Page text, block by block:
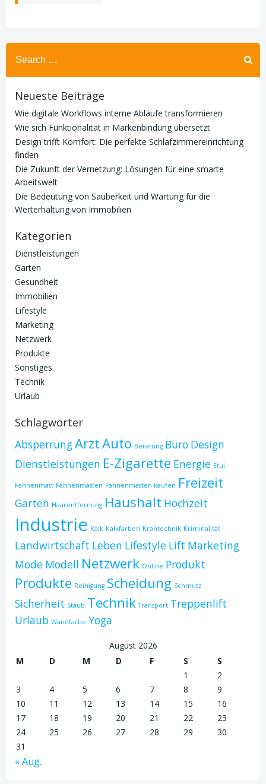
Search
for:
Neueste Beiträge
Wie digitale Workflows interne Abläufe transformieren
Wie sich Funktionalität in Markenbindung übersetzt
Design trifft Komfort: Die perfekte Schlafzimmereinrichtung
finden
Die Zukunft der Vernetzung: Lösungen für eine smarte
Arbeitswelt
Die Bedeutung von Sauberkeit und Wartung für die
Werterhaltung von Immobilien
Kategorien
Dienstleistungen
Garten
Gesundheit
Immobilien
Lifestyle
Marketing
Netzwerk
Produkte
Sonstiges
Technik
Urlaub
Schlagwörter
AbsperrungArztAuto Beratung Büro Design
Dienstleistungen E-Zigarette Energie Etui
Fahnenmast Fahnenmasten Fahnenmasten kaufen Freizeit
Garten Haarentfernung Haushalt Hochzeit
Industrie Kalk Kalkfarben Krantechnik Kriminalität
Landwirtschaft Leben Lifestyle Lift Marketing
Mode Modell Netzwerk Online Produkt
Produkte Reinigung Scheidung Schmutz
Sicherheit Staub Technik Transport Treppenlift
Urlaub Wandfarbe Yoga
August 2026
M
D M D F S
S
1
2
3
4 5 6 7 8
9
10
11 12 13 14 15
16
17
18 19 20 21 22
23
24
25 26 27 28 29
30
31
« Aug.